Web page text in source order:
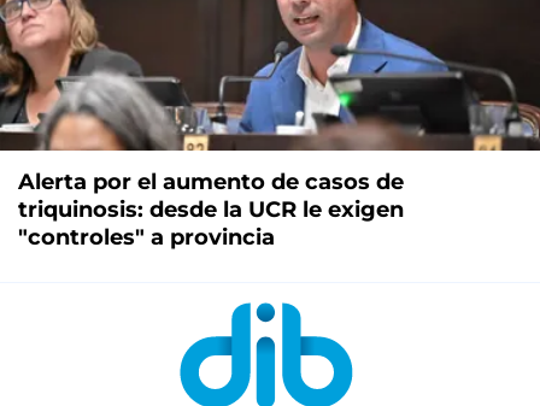
Alerta por el aumento de casos de
triquinosis: desde la UCR le exigen
"controles" a provincia